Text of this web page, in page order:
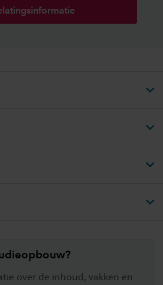
over de inhoud, vakken en